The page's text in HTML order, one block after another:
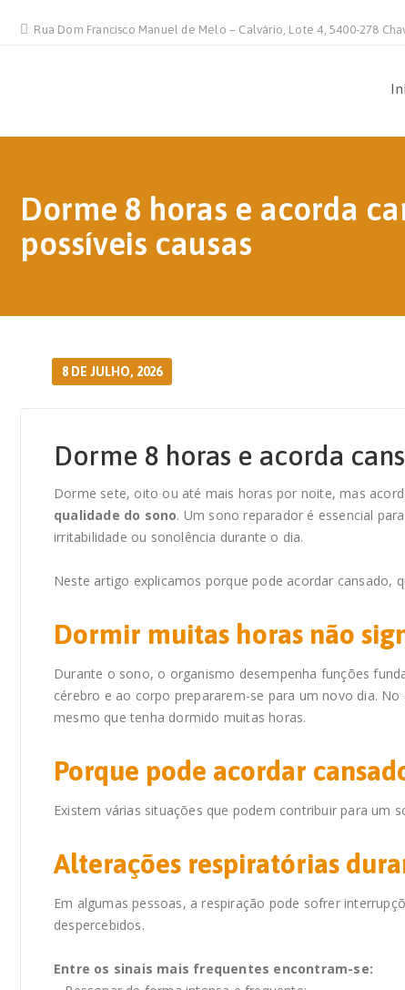
Rua Dom Francisco Manuel de Melo – Calvário, Lote 4, 5400-278
Dorme 8 horas e acorda
possíveis causas
8 DE JULHO, 2026
Dorme 8 horas e acorda
Dorme sete, oito ou até mais horas por noite, mas
qualidade do sono. Um sono reparador é essencial
irritabilidade ou sonolência durante o dia.
Neste artigo explicamos porque pode acordar cansado,
Dormir muitas horas não
Durante o sono, o organismo desempenha funções
cérebro e ao corpo prepararem-se para um novo dia.
mesmo que tenha dormido muitas horas.
Porque pode acordar
Existem várias situações que podem contribuir para um
Alterações respiratórias
Em algumas pessoas, a respiração pode sofrer
despercebidos.
Entre os sinais mais frequentes encontram-se: